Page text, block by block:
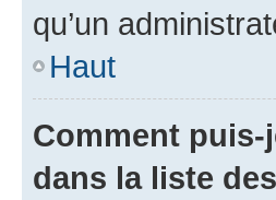
qu’un
Haut
Comment puis-
dans la liste